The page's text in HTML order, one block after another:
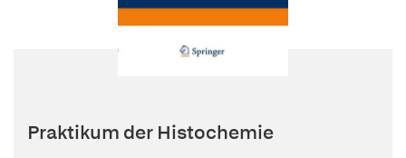
Praktikum der Histochemie